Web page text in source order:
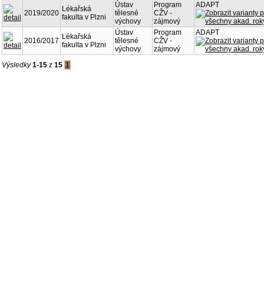
2019/2020 Lékařská
fakulta v Plzni
Ústav
tělesné
výchovy
Program
CŽV -
zájmový
ADAPT
2016/2017 Lékařská
fakulta v Plzni
Ústav
tělesné
výchovy
Program
CŽV -
zájmový
ADAPT
Výsledky1-15 z 15 1